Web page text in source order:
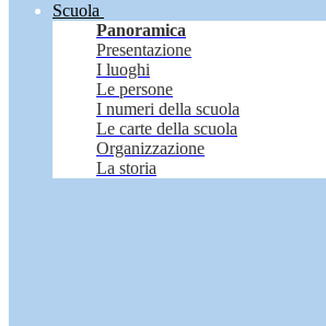
Scuola
Panoramica
Presentazione
I luoghi
Le persone
I numeri della scuola
Le carte della scuola
Organizzazione
La storia